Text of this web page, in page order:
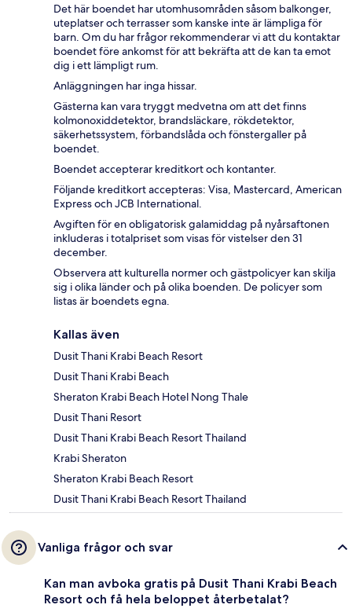
Det här boendet har utomhusområden såsom balkonger,
uteplatser och terrasser som kanske inte är lämpliga för
barn. Om du har frågor rekommenderar vi att du kontaktar
boendet före ankomst för att bekräfta att de kan ta emot
dig i ett lämpligt rum.
Anläggningen har inga hissar.
Gästerna kan vara tryggt medvetna om att det finns
kolmonoxiddetektor, brandsläckare, rökdetektor,
säkerhetssystem, förbandslåda och fönstergaller på
boendet.
Boendet accepterar kreditkort och kontanter.
Följande kreditkort accepteras: Visa, Mastercard, American
Express och JCB International.
Avgiften för en obligatorisk galamiddag på nyårsaftonen
inkluderas i totalpriset som visas för vistelser den 31
december.
Observera att kulturella normer och gästpolicyer kan skilja
sig i olika länder och på olika boenden. De policyer som
listas är boendets egna.
Kallas även
Dusit Thani Krabi Beach Resort
Dusit Thani Krabi Beach
Sheraton Krabi Beach Hotel Nong Thale
Dusit Thani Resort
Dusit Thani Krabi Beach Resort Thailand
Krabi Sheraton
Sheraton Krabi Beach Resort
Dusit Thani Krabi Beach Resort Thailand
Vanliga frågor och svar
Kan man avboka gratis på Dusit Thani Krabi Beach
Resort och få hela beloppet återbetalat?